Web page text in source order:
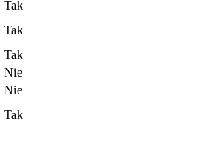
Tak
Tak
Tak
Nie
Nie
Tak